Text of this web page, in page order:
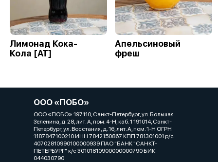
Лимонад Кока-
Кола [AT]
Апельсиновый
фреш
ООО «ПОБО»
ООО «ПОБО» 197110, Санкт-Петербург, ул. Большая
Зеленина, д. 28, лит. А, пом. 4-Н, каб. 1 191014, Санкт-
Петербург, ул. Восстания, д. 16, лит. А, пом. 1-Н ОГРН
1187847100210 ИНН 7842150867 КПП 781301001 р/с
40702810990100000939 ПАО "БАНК "САНКТ-
ПЕТЕРБУРГ" к/с 30101810900000000790 БИК
044030790